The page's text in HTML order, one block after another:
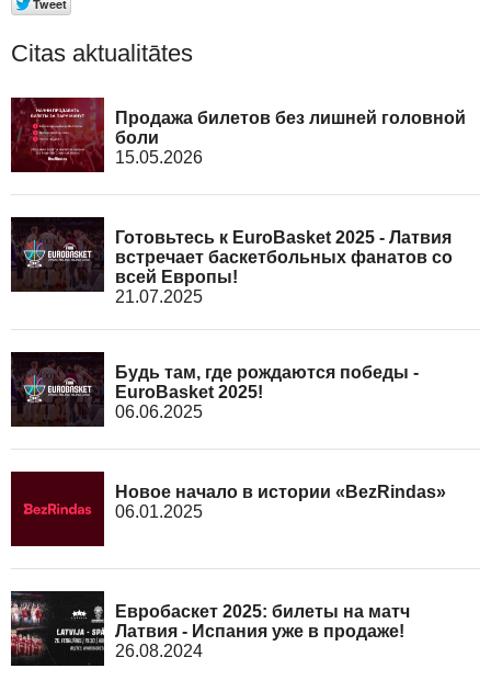
Citas aktualitātes
Продажа билетов без лишней головной
боли
15.05.2026
Готовьтесь к EuroBasket 2025 - Латвия
встречает баскетбольных фанатов со
всей Европы!
21.07.2025
Будь там, где рождаются победы -
EuroBasket 2025!
06.06.2025
Новое начало в истории «BezRindas»
06.01.2025
Евробаскет 2025: билеты на матч
Латвия - Испания уже в продаже!
26.08.2024